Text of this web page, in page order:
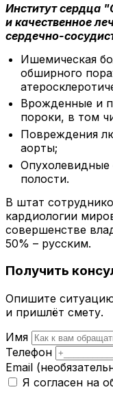
Институт сердца
и качественное
сердечно-
Ишемическая
обширного
Врожденные и
пороки, в том
Повреждения
аорты;
Опухолевидные
полости.
В штат
кардиологии
совершенстве
50% – русским.
Получить
Опишите
и пришлёт смету.
Имя
Телефон
Email
Я согласен на